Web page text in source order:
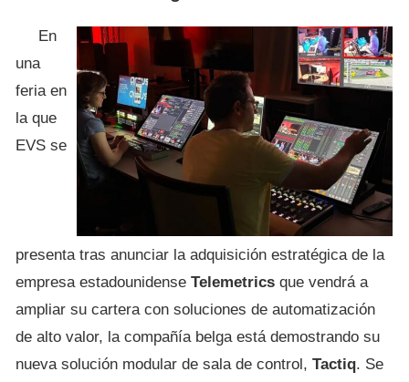
En
una
feria en
la que
EVS se
presenta tras anunciar la adquisición estratégica de la
empresa estadounidense Telemetrics que vendrá a
ampliar su cartera con soluciones de automatización
de alto valor, la compañía belga está demostrando su
nueva solución modular de sala de control, Tactiq. Se